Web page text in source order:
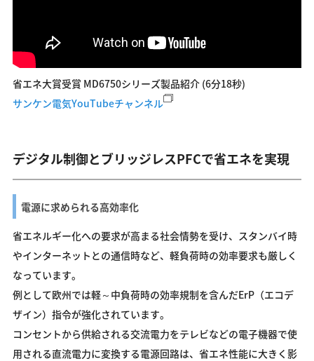
省エネ大賞受賞 MD6750シリーズ製品紹介 (6分18秒)
サンケン電気YouTubeチャンネル
デジタル制御とブリッジレスPFCで省エネを実現
電源に求められる高効率化
省エネルギー化への要求が高まる社会情勢を受け、スタンバイ時
やインターネットとの通信時など、軽負荷時の効率要求も厳しく
なっています。
例として欧州では軽～中負荷時の効率規制を含んだErP（エコデ
ザイン）指令が強化されています。
コンセントから供給される交流電力をテレビなどの電子機器で使
用される直流電力に変換する電源回路は、省エネ性能に大きく影